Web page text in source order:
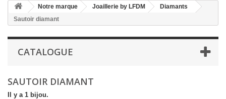
Notre marque Joaillerie by LFDM
Diamants
Sautoir diamant
CATALOGUE
SAUTOIR DIAMANT
Il y a 1 bijou.